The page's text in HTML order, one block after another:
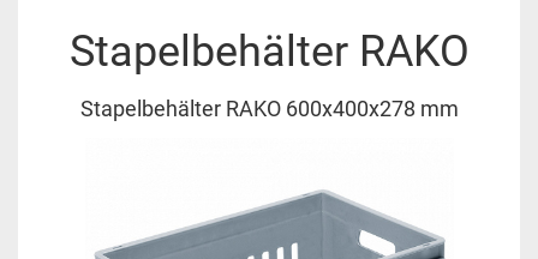
Stapelbehälter RAKO
Stapelbehälter RAKO 600x400x278 mm